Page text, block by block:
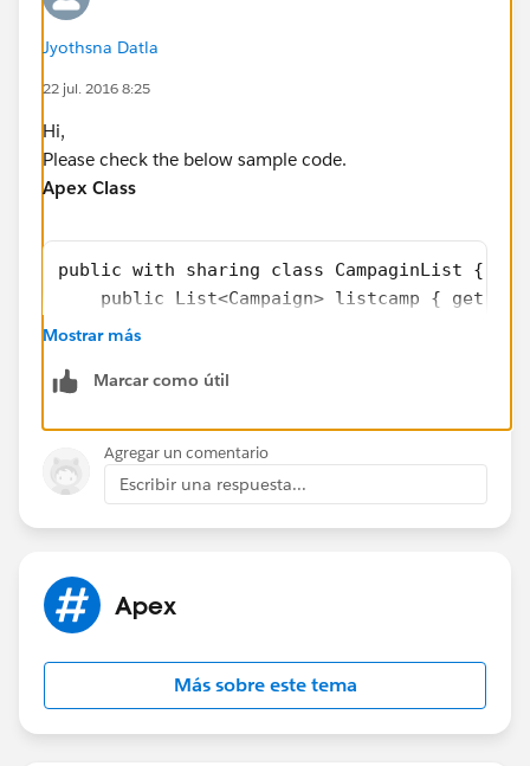
Jyothsna Datla
22 jul. 2016 8:25
Hi,
Please check the below sample code.
Apex Class
public with sharing class CampaginList {
public List<Campaign> listcamp { get;
    public CampaginList(){
    listcamps();
listcamp=[select id, name
  return listcamp;
}
VisualForce Page:
<apex:page controller="CampaginList">
Mostrar más
Marcar como útil
Agregar un comentario
Escribir una respuesta...
Apex
Más sobre este tema